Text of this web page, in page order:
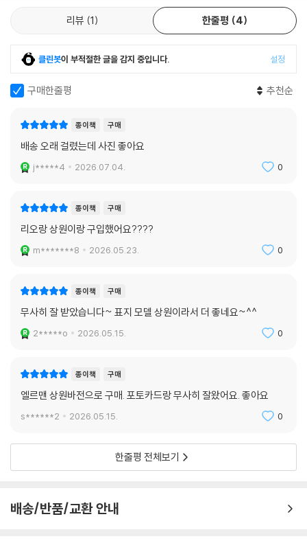
리뷰 1 한줄평 4
클린봇이 부적절한 글을 감지 중입니다. 설정
구매한줄평 추천순
종이책 구매
배송 오래 걸렸는데 사진 좋아요
j*****4 2026.07.04. 0
종이책 구매
리오랑 상원이랑 구입했어요????
m*******8 2026.05.23. 0
종이책 구매
무사히 잘 받았습니다~ 표지 모델 상원이라서 더 좋네요~^^
2*****o 2026.05.15. 0
종이책 구매
엘르맨 상원바전으로 구매. 포토카드랑 무사히 잘왔어요. 좋아요
s******2 2026.05.15. 0
한줄평 전체보기
배송/반품/교환 안내